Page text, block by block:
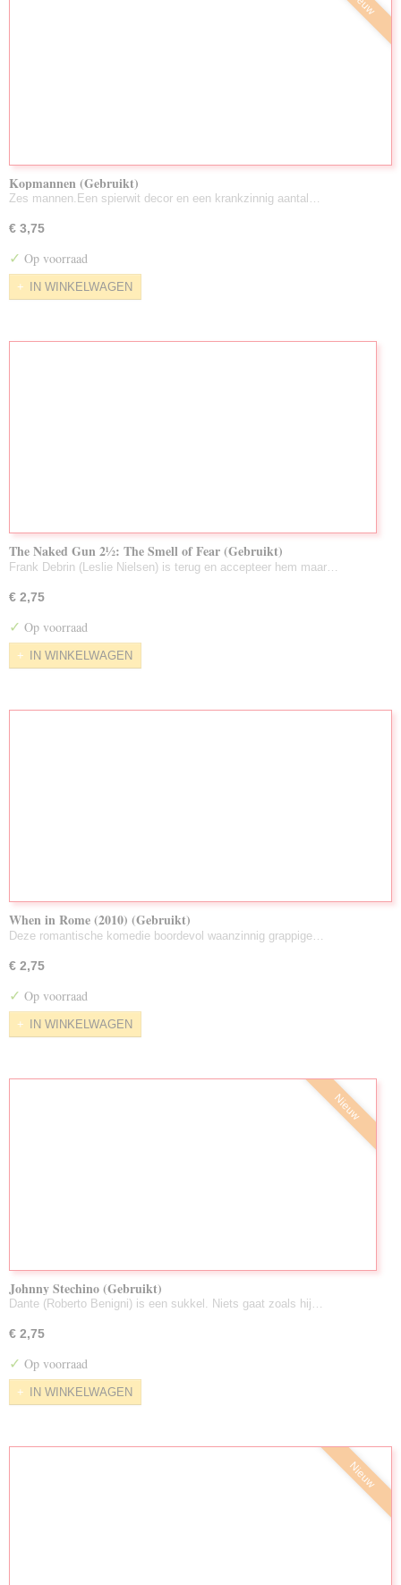
Kopmannen (Gebruikt)
Zes mannen.Een spierwit decor en een krankzinnig aantal…
€ 3,75
✓ Op voorraad
IN WINKELWAGEN
The Naked Gun 2½: The Smell of Fear (Gebruikt)
Frank Debrin (Leslie Nielsen) is terug en accepteer hem maar…
€ 2,75
✓ Op voorraad
IN WINKELWAGEN
When in Rome (2010) (Gebruikt)
Deze romantische komedie boordevol waanzinnig grappige…
€ 2,75
✓ Op voorraad
IN WINKELWAGEN
Nieuw
Johnny Stechino (Gebruikt)
Dante (Roberto Benigni) is een sukkel. Niets gaat zoals hij…
€ 2,75
✓ Op voorraad
IN WINKELWAGEN
Nieuw